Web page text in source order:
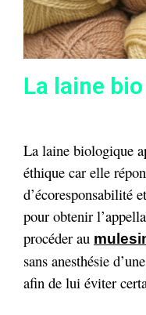
La laine bio
La laine biologique
éthique car elle
d’écoresponsabilité
pour obtenir
procéder au
sans anesthésie
afin de lui éviter